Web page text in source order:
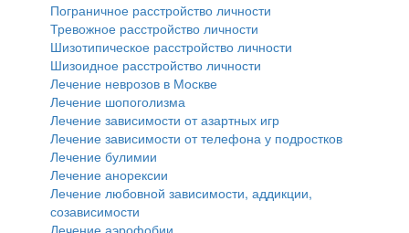
Пограничное расстройство личности
Тревожное расстройство личности
Шизотипическое расстройство личности
Шизоидное расстройство личности
Лечение неврозов в Москве
Лечение шопоголизма
Лечение зависимости от азартных игр
Лечение зависимости от телефона у подростков
Лечение булимии
Лечение анорексии
Лечение любовной зависимости, аддикции,
созависимости